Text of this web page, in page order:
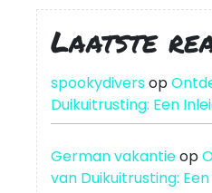
Laatste
spookydiversop
Duikuitrusting: Een
German vakantieop
van Duikuitrusting: